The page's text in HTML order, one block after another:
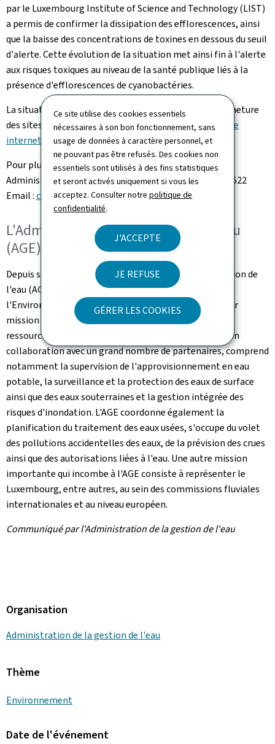
Ce site utilise des cookies essentiels
nécessaires à son bon fonctionnement, sans
usage de données à caractère personnel, et
ne pouvant pas être refusés. Des cookies non
essentiels sont utilisés à des fins statistiques
et seront activés uniquement si vous les
acceptez. Consulter notrepolitique de
confidentialité.
J'ACCEPTE
JE REFUSE
GÉRER LES COOKIES
par le Luxembourg Institute of Science and Technology (LIST)
a permis de confirmer la dissipation des efflorescences, ainsi
que la baisse des concentrations de toxines en dessous du seuil
d'alerte. Cette évolution de la situation met ainsi fin à l'alerte
aux risques toxiques au niveau de la santé publique liés à la
présence d'efflorescences de cyanobactéries.
La situation actuelle concernant l'ouverture ou la fermeture
des sites officiels de baignade peut être suivie sur le
site
internet de l'Administration de la gestion de l’eau
Pour plus d'informations, veuillez contacter :
Administration de la gestion de l'eau, Tel : +352 247 50522
Email :communication@eau.etat.lu
L'Administration de la gestion de l'eau
(AGE)
Depuis sa création en 2004, l'Administration de la gestion de
l'eau (AGE), placée sous la tutelle du Ministère de
l'Environnement, du Climat et de la Biodiversité, a pour
mission d'assurer une gestion durable et intégrée des
ressources en eau au Luxembourg. Le travail de l'AGE, en
collaboration avec un grand nombre de partenaires, comprend
notamment la supervision de l'approvisionnement en eau
potable, la surveillance et la protection des eaux de surface
ainsi que des eaux souterraines et la gestion intégrée des
risques d'inondation. L'AGE coordonne également la
planification du traitement des eaux usées, s'occupe du volet
des pollutions accidentelles des eaux, de la prévision des crues
ainsi que des autorisations liées à l'eau. Une autre mission
importante qui incombe à l'AGE consiste à représenter le
Luxembourg, entre autres, au sein des commissions fluviales
internationales et au niveau européen.
Communiqué par l'Administration de la gestion de l'eau
Organisation
Administration de la gestion de l'eau
Thème
Environnement
Date de l'événement